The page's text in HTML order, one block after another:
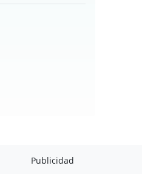
Publicidad